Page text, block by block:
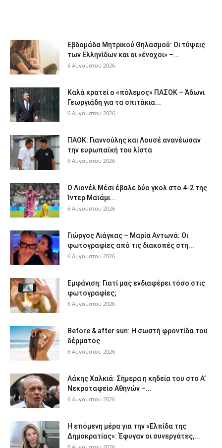
Εβδομάδα Μητρικού Θηλασμού: Οι τύψεις
των Ελληνίδων και οι «ένοχοι» –...
6 Αυγούστου 2026
Καλά κρατεί ο «πόλεμος» ΠΑΣΟΚ – Άδωνι
Γεωργιάδη για τα σπιτάκια...
6 Αυγούστου 2026
ΠΑΟΚ: Γιαννούλης και Λουσέ ανανέωσαν
την ευρωπαϊκή του λίστα
6 Αυγούστου 2026
Ο Λιονέλ Μέσι έβαλε δύο γκολ στο 4-2 της
Ίντερ Μαϊάμι...
6 Αυγούστου 2026
Γιώργος Λιάγκας – Μαρία Αντωνά: Οι
φωτογραφίες από τις διακοπές στη...
6 Αυγούστου 2026
Εμφάνιση: Γιατί μας ενδιαφέρει τόσο στις
φωτογραφίες;
6 Αυγούστου 2026
Before & after sun: Η σωστή φροντίδα του
δέρματος
6 Αυγούστου 2026
Λάκης Χαλκιά: Σήμερα η κηδεία του στο Α’
Νεκροταφείο Αθηνών –...
6 Αυγούστου 2026
Η επόμενη μέρα για την «Ελπίδα της
Δημοκρατίας»: Έφυγαν οι συνεργάτες,...